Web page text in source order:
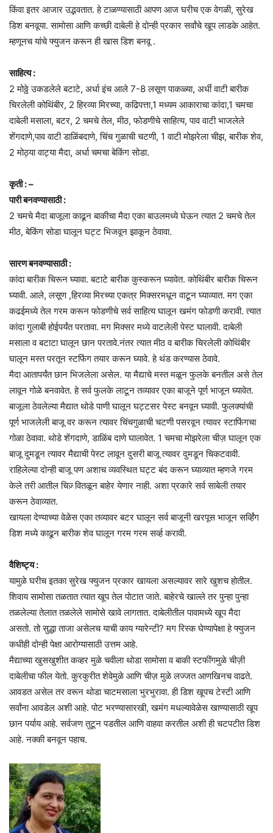
किंवा इतर आजार उद्भवतात. हे टाळण्यासाठी आपण आज घरीच एक वेगळी, सुरेख
डिश बनवूया. सामोसा आणि कच्छी दाबेली हे दोन्ही प्रकार सर्वांचे खूप लाडके आहेत.
म्हणूनच यांचे फ्युजन करून ही खास डिश बनवू .
साहित्य :
2 मोठ्ठे उकडलेले बटाटे, अर्धा इंच आले 7-8 लसूण पाकळ्या, अर्धी वाटी बारीक
चिरलेली कोथिंबीर, 2 हिरव्या मिरच्या, कढिपत्ता,1 मध्यम आकाराचा कांदा,1 चमचा
दाबेली मसाला, बटर, 2 चमचे तेल, मीठ, फोडणीचे साहित्य, पाव वाटी भाजलेले
शेंगदाणे,पाव वाटी डाळिंबदाणे, चिंच गुळाची चटणी, 1 वाटी मोझरेला चीझ, बारीक शेव,
2 मोठ्या वाट्या मैदा, अर्धा चमचा बेकिंग सोडा.
कृती : –
पारी बनवण्यासाठी :
2 चमचे मैदा बाजूला काढून बाकीचा मैदा एका बाउलमध्ये घेऊन त्यात 2 चमचे तेल
मीठ, बेकिंग सोडा घालून घट्ट भिजवून झाकून ठेवावा.
सारण बनवण्यासाठी :
कांदा बारीक चिरून घ्यावा. बटाटे बारीक कुस्करून घ्यावेत. कोथिंबीर बारीक चिरून
घ्यावी. आले, लसूण ,हिरव्या मिरच्या एकत्र मिक्सरमधून वाटून घ्याव्यात. मग एका
कढईमध्ये तेल गरम करून फोडणीचे सर्व साहित्य घालून खमंग फोडणी करावी. त्यात
कांदा गुलाबी होईपर्यंत परतावा. मग मिक्सर मध्ये वाटलेली पेस्ट घालावी. दाबेली
मसाला व बटाटा घालून छान परतावे.नंतर त्यात मीठ व बारीक चिरलेली कोथिंबीर
घालून मस्त परतून स्टफिंग तयार करून घ्यावे. हे थंड करण्यास ठेवावे.
मैदा आतापर्यंत छान भिजलेला असेल. या मैद्याचे मस्त मळून फुलके बनतील असे तेल
लावून गोळे बनवावेत. हे सर्व फुलके लाटून तव्यावर एका बाजूने पूर्ण भाजून घ्यावेत.
बाजूला ठेवलेल्या मैद्यात थोडे पाणी घालून घट्टसर पेस्ट बनवून घ्यावी. फुलक्यांची
पूर्ण भाजलेली बाजू वर करून त्यावर चिंचगुळाची चटणी पसरवून त्यावर स्टाफिंगचा
गोळा ठेवावा. थोडे शेंगदाणे, डाळिंब दाणे घालावेत. 1 चमचा मोझरेला चीज़ घालून एक
बाजू दुमडून त्यावर मैद्याची पेस्ट लावून दुसरी बाजू त्यावर दुमडून चिकटवावी.
राहिलेल्या दोन्ही बाजू पण अशाच व्यवस्थित घट्ट बंद करून घ्याव्यात म्हणजे गरम
केले तरी आतील चिज़् वितळून बाहेर येणार नाही. अशा प्रकारे सर्व साबेली तयार
करून ठेवाव्यात.
खायला देण्याच्या वेळेस एका तव्यावर बटर घालून सर्व बाजूनी खरपूस भाजून सर्व्हिंग
डिश मध्ये काढून बारीक शेव घालून गरम गरम सर्व्ह करावी.
वैशिष्ट्य :
यामुळे घरीच इतका सुरेख फ्युजन प्रकार खायला असल्यावर सारे खुशच होतील.
शिवाय सामोसा तळतात त्यात खूप तेल पोटात जाते. बाहेरचे खाल्ले तर पुन्हा पुन्हा
तळलेल्या तेलात तळलेले सामोसे खावे लागतात. दाबेलीतील पावामध्ये खूप मैदा
असतो. तो सुद्धा ताजा असेलच याची काय ग्यारेन्टी? मग रिस्क घेण्यापेक्षा हे फ्युजन
कधीही दोन्ही पेक्षा आरोग्यासाठी उत्तम आहे.
मैद्याच्या खुसखुशीत कव्हर मुळे चवीला थोडा सामोसा व बाकी स्टफींगमुळे चीज़ी
दाबेलीचा फील येतो. कुरकुरीत शेवेमुळे आणि चीज़ मुळे लज्जत आणखिनच वाढते.
आवडत असेल तर वरून थोडा चाटमसाला भुरभुरावा. ही डिश खूपच टेस्टी आणि
सर्वांना आवडेल अशी आहे. पोट भरण्यासारखी, खमंग मधल्यावेळेस खाण्यासाठी खूप
छान पर्याय आहे. सर्वजण तुटून पडतील आणि वाहवा करतील अशी ही चटपटीत डिश
आहे. नक्की बनवून पहाच.